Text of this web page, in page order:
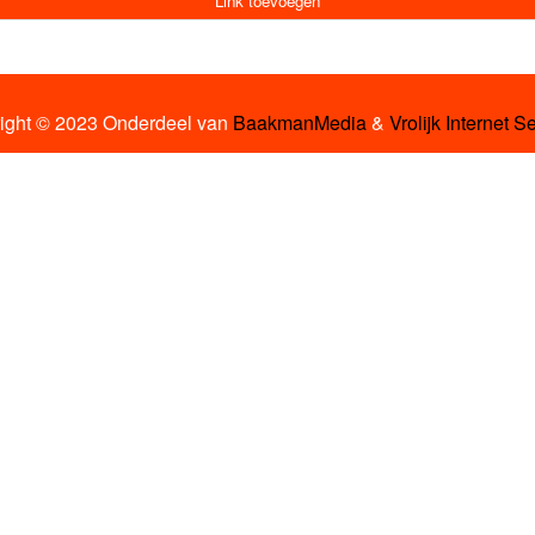
© 2023 Onderdeel van BaakmanMedia& Vrolijk Internet